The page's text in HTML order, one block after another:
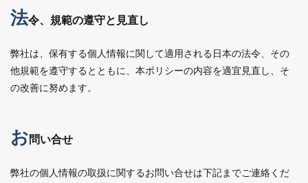
法令、規範の遵守と見直し
弊社は、保有する個人情報に関して適用される日本の法令、その
他規範を遵守するとともに、本ポリシーの内容を適宜見直し、そ
の改善に努めます。
お問い合せ
弊社の個人情報の取扱に関するお問い合せは下記までご連絡くだ